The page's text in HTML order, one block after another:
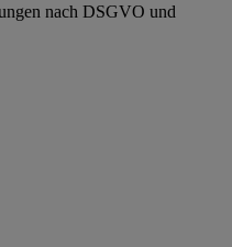
nach DSGVO und